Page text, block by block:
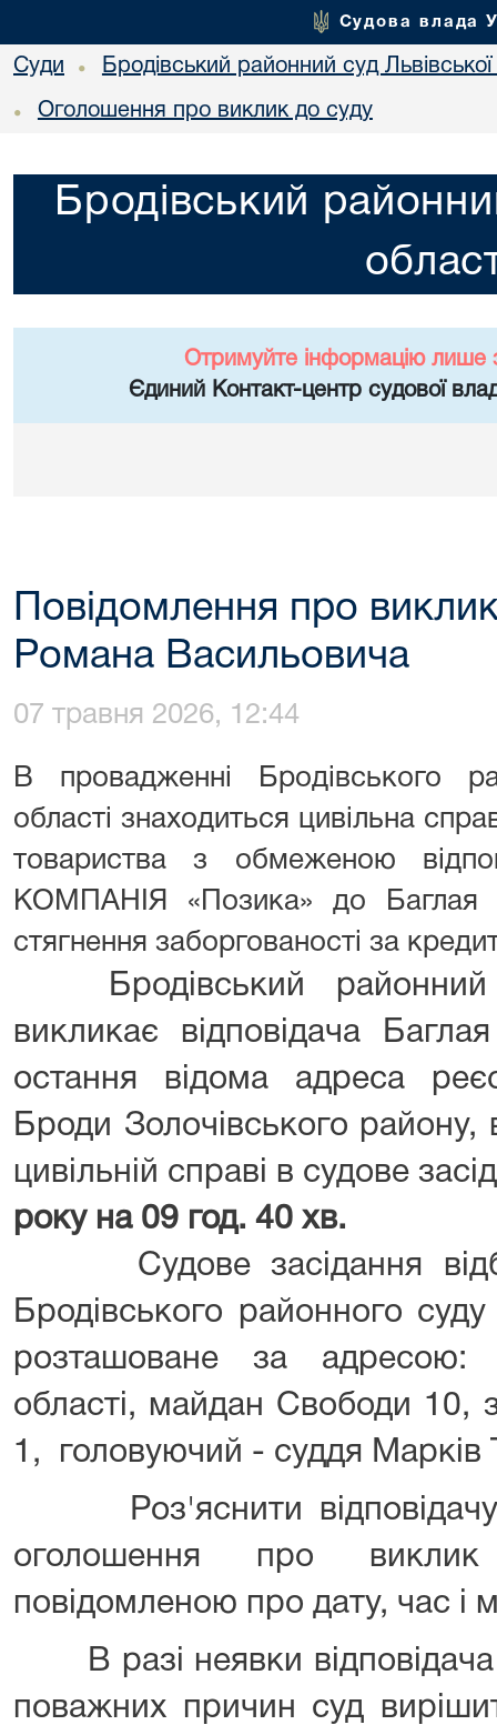
Судова влада
Суди • Бродівський районний суд Львівської
• Оголошення про виклик до суду
Бродівський
Отримуйте інформацію лише
Єдиний Контакт-центр судової
Повідомлення про
Романа Васильовича
07 травня 2026, 12:44
В провадженні Бродівського
області знаходиться цивільна
товариства з обмеженою
КОМПАНІЯ «Позика» до Баглая
стягнення заборгованості за
Бродівський районний
викликає відповідача
остання відома адреса
Броди Золочівського
цивільній справі в судове
року на 09 год. 40 хв.
Судове засідання
Бродівського районного
розташоване за адресою:
області, майдан Свободи 10,
1, головуючий - суддя Марків
Роз'яснити відповідачу,
оголошення про
повідомленою про дату, час і
В разі неявки відповідача
поважних причин суд